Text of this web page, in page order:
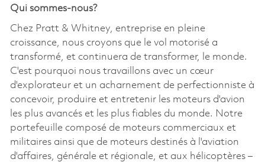
Qui sommes-nous?
Chez Pratt & Whitney, entreprise en pleine
croissance, nous croyons que le vol motorisé a
transformé, et continuera de transformer, le monde.
C'est pourquoi nous travaillons avec un cœur
d'explorateur et un acharnement de perfectionniste à
concevoir, produire et entretenir les moteurs d'avion
les plus avancés et les plus fiables du monde. Notre
portefeuille composé de moteurs commerciaux et
militaires ainsi que de moteurs destinés à l'aviation
d'affaires, générale et régionale, et aux hélicoptères –